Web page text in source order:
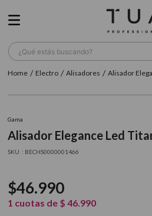
¿Qué estás buscando?
Electro Alisadores Alisador
Gama
Alisador Elegance Led
: BECHS0000001466
$46.990
1 cuotas de $ 46.990
TÉRMINOS MÁS BUSCADOS
5. cepillo
6. gama